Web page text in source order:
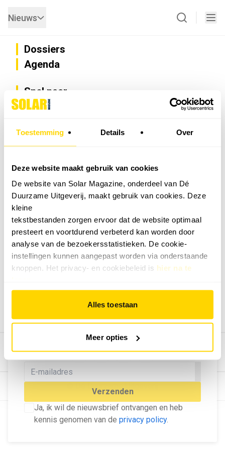
Toestemming Details Over
Deze website maakt gebruik van cookies
De website van Solar Magazine, onderdeel van Dé
Duurzame Uitgeverij, maakt gebruik van cookies. Deze
kleine
tekstbestanden zorgen ervoor dat de website optimaal
presteert en voortdurend verbeterd kan worden door
analyse van de bezoekersstatistieken. De cookie-
instellingen kunnen aangepast worden via onderstaande
knoppen. Het privacy- en cookiebeleid is hier na te
Alles toestaan
Meer opties
MELD U AAN VOOR ONZE
NIEUWSBRIEF
Blijf op de hoogte van het laatste nieuws!
Verzenden
Ja, ik wil de nieuwsbrief ontvangen en heb
kennis genomen van de privacy policy.
Nieuws
Dossiers
Agenda
Snel naar
Privacy
Nieuwsbrief
Vacatures
Installateurzoeker
Cookievoorkeuren wijzigen
English
Geef ons feedback
Vertel ons wat je van onze website vindt.
Tip de redactie
Bekijk hier de mogelijkheden.
© Dé Duurzame Uitgeverij